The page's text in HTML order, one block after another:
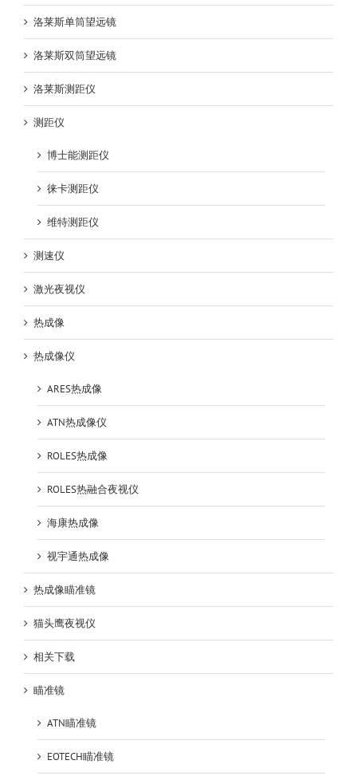
洛莱斯单筒望远镜
洛莱斯双筒望远镜
洛莱斯测距仪
测距仪
博士能测距仪
徕卡测距仪
维特测距仪
测速仪
激光夜视仪
热成像
热成像仪
ARES热成像
ATN热成像仪
ROLES热成像
ROLES热融合夜视仪
海康热成像
视宇通热成像
热成像瞄准镜
猫头鹰夜视仪
相关下载
瞄准镜
ATN瞄准镜
EOTECH瞄准镜